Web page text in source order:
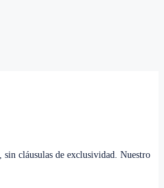
sin cláusulas de exclusividad. Nuestro